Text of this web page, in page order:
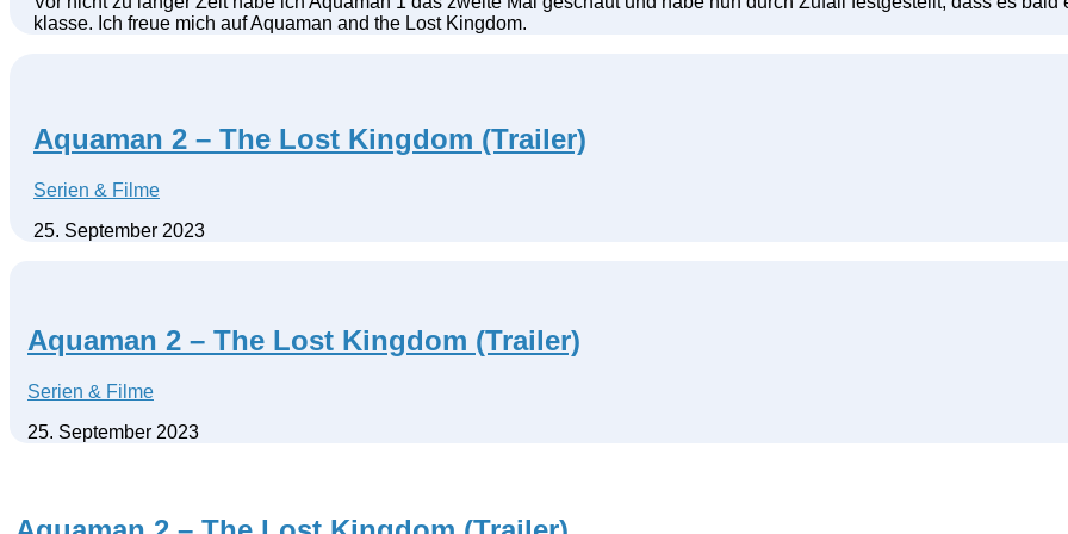
klasse. Ich freue mich auf Aquaman and the Lost Kingdom.
Aquaman 2 – The Lost Kingdom (Trailer)
Serien & Filme
25. September 2023
Aquaman 2 – The Lost Kingdom (Trailer)
Serien & Filme
25. September 2023